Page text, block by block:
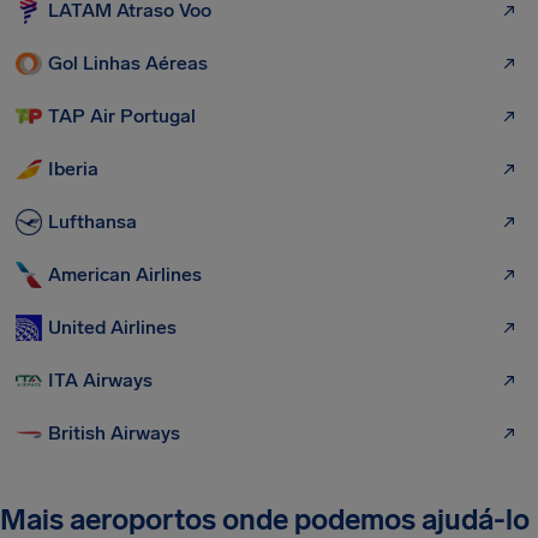
LATAM Atraso Voo
Gol Linhas Aéreas
TAP Air Portugal
Iberia
Lufthansa
American Airlines
United Airlines
ITA Airways
British Airways
Mais aeroportos onde podemos ajudá-lo